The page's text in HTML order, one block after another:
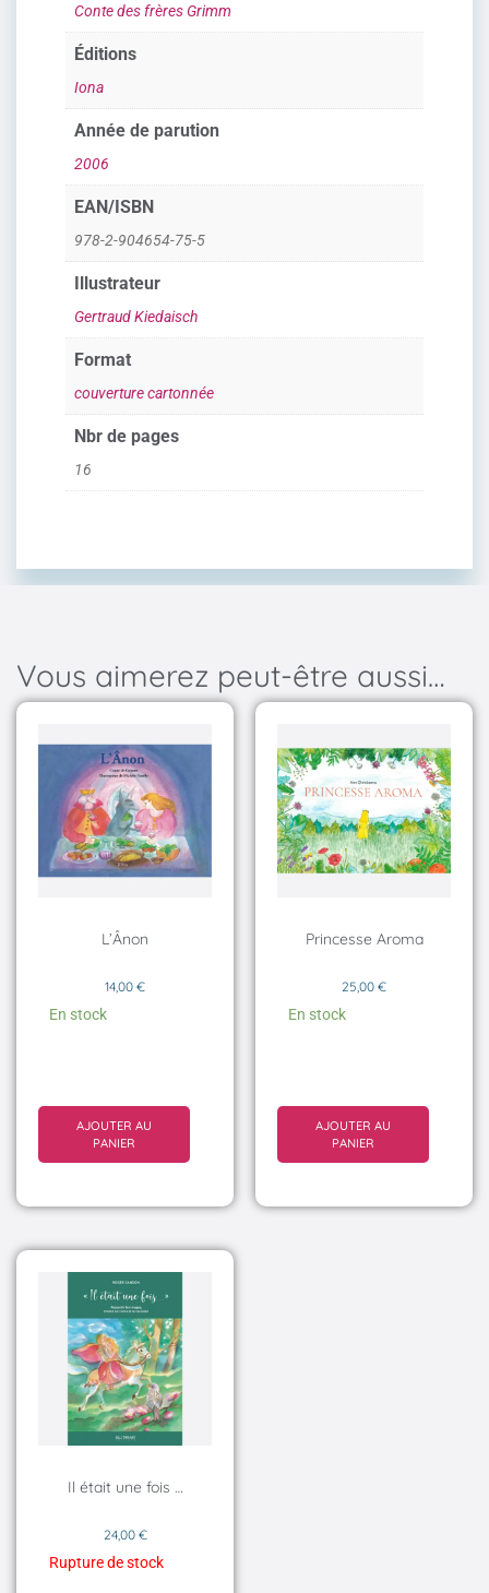
Conte des frères Grimm
Éditions
Iona
Année de parution
2006
EAN/ISBN
978-2-904654-75-5
Illustrateur
Gertraud Kiedaisch
Format
couverture cartonnée
Nbr de pages
16
Vous aimerez peut-être aussi…
L’Ânon
14,00 €
En stock
AJOUTER AU
PANIER
Princesse Aroma
25,00 €
En stock
AJOUTER AU
PANIER
Il était une fois …
24,00 €
Rupture de stock